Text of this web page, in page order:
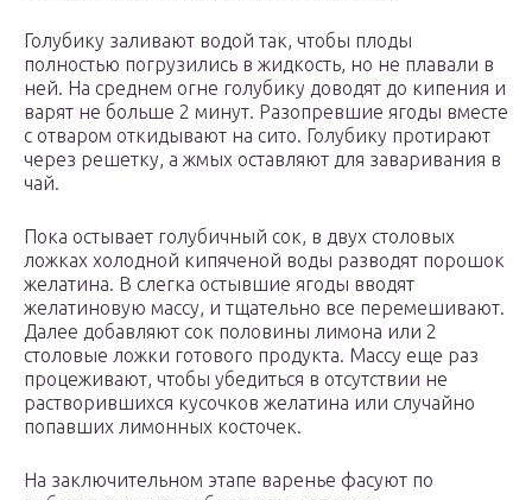
Голубику заливают водой так, чтобы плоды
полностью погрузились в жидкость, но не плавали в
ней. На среднем огне голубику доводят до кипения и
варят не больше 2 минут. Разопревшие ягоды вместе
с отваром откидывают на сито. Голубику протирают
через решетку, а жмых оставляют для заваривания в
чай.
Пока остывает голубичный сок, в двух столовых
ложках холодной кипяченой воды разводят порошок
желатина. В слегка остывшие ягоды вводят
желатиновую массу, и тщательно все перемешивают.
Далее добавляют сок половины лимона или 2
столовые ложки готового продукта. Массу еще раз
процеживают, чтобы убедиться в отсутствии не
растворившихся кусочков желатина или случайно
попавших лимонных косточек.
На заключительном этапе варенье фасуют по